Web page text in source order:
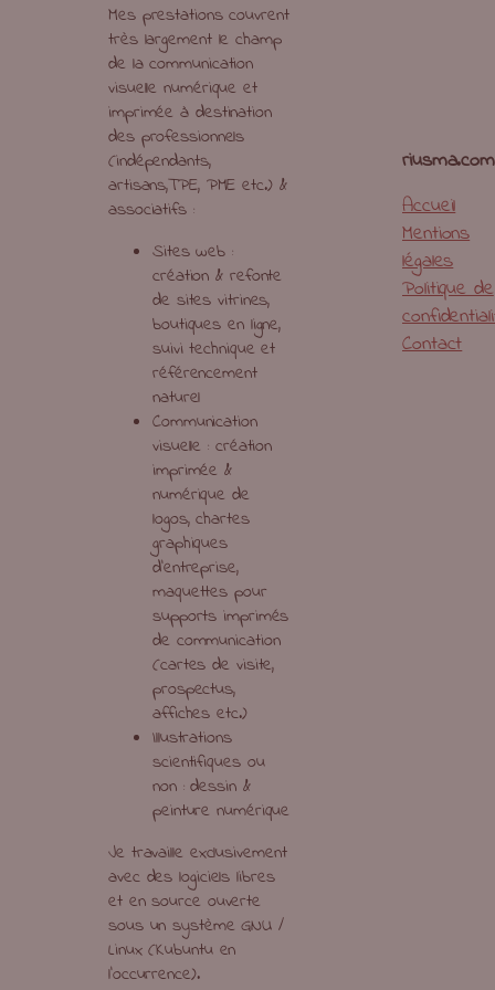
Mes prestations couvrent
très largement le champ
de la communication
visuelle numérique et
imprimée à destination
des professionnels
(indépendants,
artisans,TPE, PME etc.) &
associatifs :
Sites web :
création & refonte
de sites vitrines,
boutiques en ligne,
suivi technique et
référencement
naturel
Communication
visuelle : création
imprimée &
numérique de
logos, chartes
graphiques
d’entreprise,
maquettes pour
supports imprimés
de communication
(cartes de visite,
prospectus,
affiches etc.)
Illustrations
scientifiques ou
non : dessin &
peinture numérique
Je travaille exclusivement
avec des logiciels libres
et en source ouverte
sous un système GNU /
Linux (Kubuntu en
l’occurrence).
riusma.com
Accueil
Mentions
légales
Politique de
Contact